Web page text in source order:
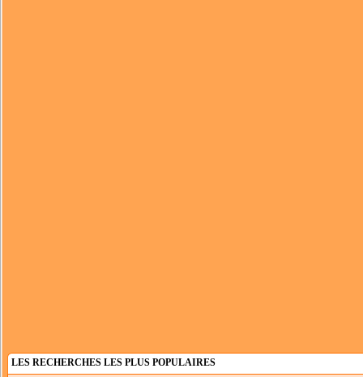
LES RECHERCHES LES PLUS POPULAIRES